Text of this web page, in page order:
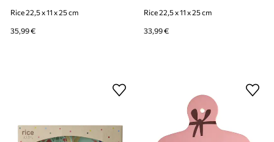
Rice 22,5 x 11 x 25 cm
35,99 €
Rice 22,5 x 11 x 25 cm
33,99 €